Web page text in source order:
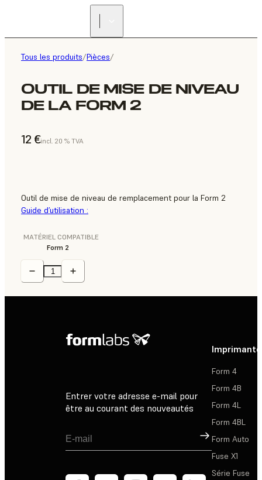
Tous les produits/Pièces/
OUTIL DE MISE DE NIVEAU
DE LA FORM 2
12 €incl. 20 % TVA
Outil de mise de niveau de remplacement pour la Form 2
Guide d’utilisation :
MATÉRIEL COMPATIBLE
Form 2
Entrer votre adresse e-mail pour
être au courant des nouveautés
Inscription
Form 4
Form 4B
Form 4L
Form 4BL
Form Auto
Fuse X1
Série Fuse